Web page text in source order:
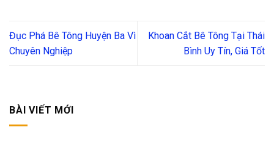
Đục Phá Bê Tông Huyện Ba Vì
Chuyên Nghiệp
Khoan Cắt Bê Tông Tại Thái
Bình Uy Tín, Giá Tốt
BÀI VIẾT MỚI